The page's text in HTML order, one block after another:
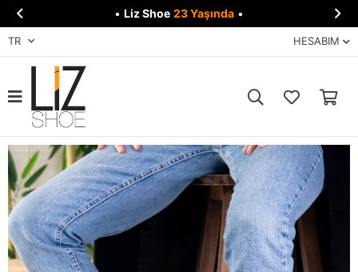
 • Liz Shoe 23 Yaşında • 
TR HESABIM